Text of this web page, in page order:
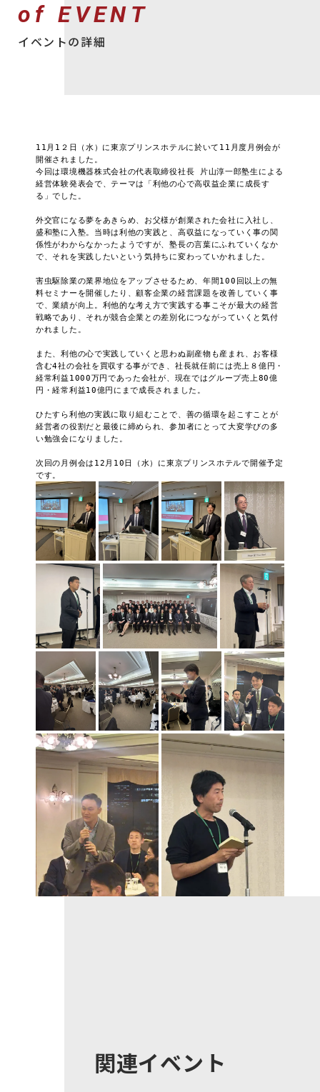
of EVENT
イベントの詳細
11月1２日（水）に東京プリンスホテルに於いて11月度月例会が
開催されました。
今回は環境機器株式会社の代表取締役社長 片山淳一郎塾生による
経営体験発表会で、テーマは「利他の心で高収益企業に成長す
る」でした。
外交官になる夢をあきらめ、お父様が創業された会社に入社し、
盛和塾に入塾。当時は利他の実践と、高収益になっていく事の関
係性がわからなかったようですが、塾長の言葉にふれていくなか
で、それを実践したいという気持ちに変わっていかれました。
害虫駆除業の業界地位をアップさせるため、年間100回以上の無
料セミナーを開催したり、顧客企業の経営課題を改善していく事
で、業績が向上。利他的な考え方で実践する事こそが最大の経営
戦略であり、それが競合企業との差別化につながっていくと気付
かれました。
また、利他の心で実践していくと思わぬ副産物も産まれ、お客様
含む4社の会社を買収する事ができ、社長就任前には売上８億円・
経常利益1000万円であった会社が、現在ではグループ売上80億
円・経常利益10億円にまで成長されました。
ひたすら利他の実践に取り組むことで、善の循環を起こすことが
経営者の役割だと最後に締められ、参加者にとって大変学びの多
い勉強会になりました。
次回の月例会は12月10日（水）に東京プリンスホテルで開催予定
関連イベント